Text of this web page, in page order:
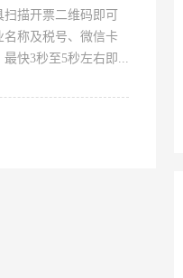
描开票二维码即可
名称及税号、微信卡
快3秒至5秒左右即...